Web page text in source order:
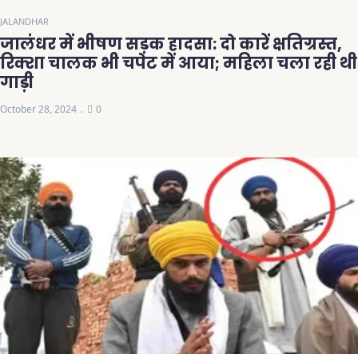
JALANDHAR
जालंधर में भीषण सड़क हादसा: दो कारें क्षतिग्रस्त,
रिक्शा चालक भी चपेट में आया; महिला चला रही थी
गाड़ी
October 28, 2024 0